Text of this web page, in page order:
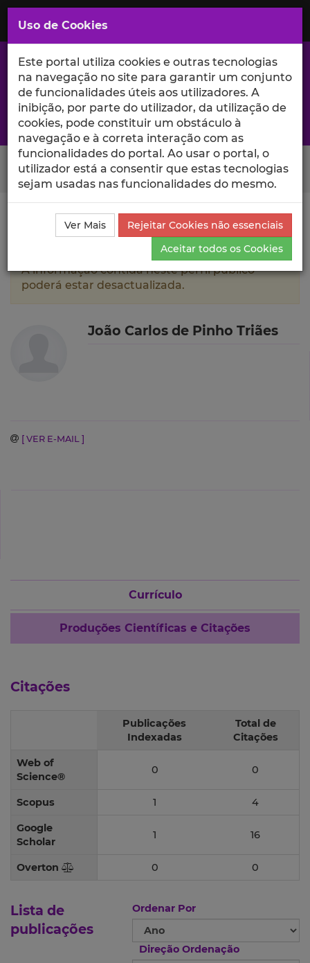
Saltar
para
Conteúdo
Principal
A excelência da investigação e ciência no Iscte
Search Button
Ciência_Iscte Autores
João Carlos de Pinho Triães
Produções Científicas e Citações
A informação contida neste perfil público
poderá estar desactualizada.
João Carlos de Pinho Triães
[ VER E-MAIL ]
Currículo
Produções Científicas e Citações
Citações
Publicações
Indexadas
Total de
Citações
Web of
Science®
0 0
Scopus 1 4
Google
Scholar
1 16
Overton 0 0
Ordenar Por
Direção Ordenação
Lista de
publicações
Uso de Cookies
Este portal utiliza cookies e outras tecnologias
na navegação no site para garantir um conjunto
de funcionalidades úteis aos utilizadores. A
inibição, por parte do utilizador, da utilização de
cookies, pode constituir um obstáculo à
navegação e à correta interação com as
funcionalidades do portal. Ao usar o portal, o
utilizador está a consentir que estas tecnologias
sejam usadas nas funcionalidades do mesmo.
Ver Mais
Rejeitar Cookies não essenciais
Aceitar todos os Cookies